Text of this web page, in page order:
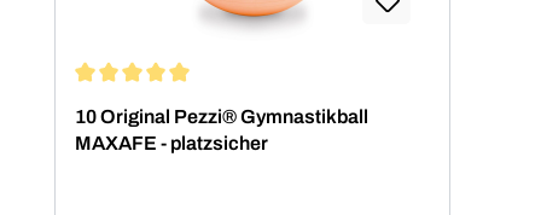
10 Original Pezzi® Gymnastikball
MAXAFE - platzsicher